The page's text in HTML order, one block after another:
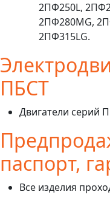
2ПФ250L,
2ПФ280MG,
2ПФ315LG.
ПБСТ
Двигатели серий
паспорт,
Все изделия